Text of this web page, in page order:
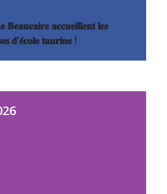
𝐚𝐜𝐜𝐮𝐞𝐢𝐥𝐥𝐞𝐧𝐭 𝐥𝐞𝐬
𝐝’𝐞́𝐜𝐨𝐥𝐞 𝐭𝐚𝐮𝐫𝐢𝐧𝐞 !